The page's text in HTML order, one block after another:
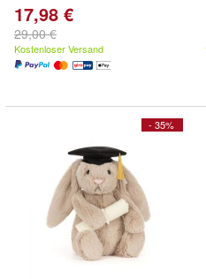
17,98 €
29,00 €
Kostenloser Versand
- 35%